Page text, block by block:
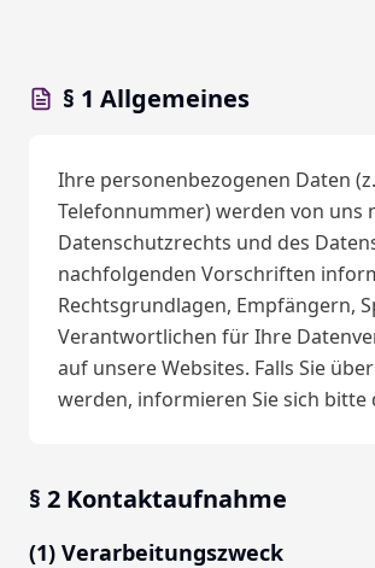
§ 1 Allgemeines
Ihre personenbezogenen Daten
Telefonnummer) werden von uns
Datenschutzrechts und des
nachfolgenden Vorschriften
Rechtsgrundlagen, Empfängern,
Verantwortlichen für Ihre
auf unsere Websites. Falls Sie
werden, informieren Sie sich
§ 2 Kontaktaufnahme
(1) Verarbeitungszweck